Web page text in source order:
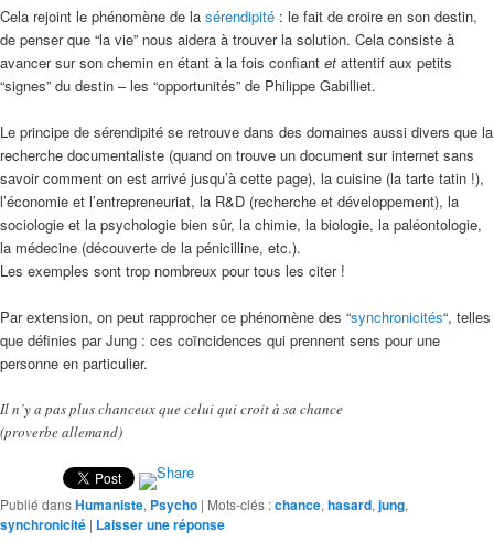
Cela rejoint le phénomène de la sérendipité : le fait de croire en son destin,
de penser que “la vie” nous aidera à trouver la solution. Cela consiste à
avancer sur son chemin en étant à la fois confiant et attentif aux petits
“signes” du destin – les “opportunités” de Philippe Gabilliet.
Le principe de sérendipité se retrouve dans des domaines aussi divers que la
recherche documentaliste (quand on trouve un document sur internet sans
savoir comment on est arrivé jusqu’à cette page), la cuisine (la tarte tatin !),
l’économie et l’entrepreneuriat, la R&D (recherche et développement), la
sociologie et la psychologie bien sûr, la chimie, la biologie, la paléontologie,
la médecine (découverte de la pénicilline, etc.).
Les exemples sont trop nombreux pour tous les citer !
Par extension, on peut rapprocher ce phénomène des “synchronicités“, telles
que définies par Jung : ces coïncidences qui prennent sens pour une
personne en particulier.
Il n’y a pas plus chanceux que celui qui croit à sa chance
(proverbe allemand)
Publié dansHumaniste, Psycho | Mots-clés :chance, hasard, jung,
synchronicité | Laisser une réponse